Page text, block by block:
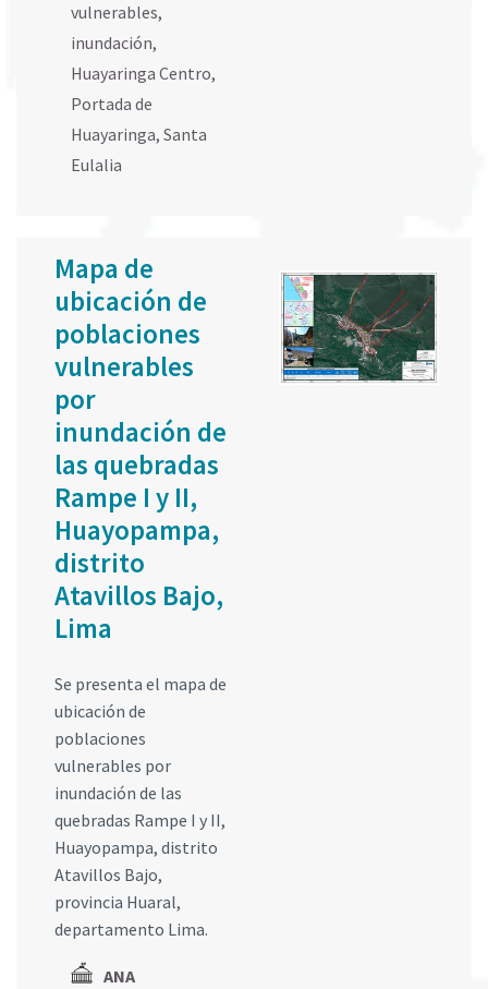
vulnerables,
inundación,
Huayaringa Centro,
Portada de
Huayaringa, Santa
Eulalia
Mapa de
ubicación de
poblaciones
vulnerables
por
inundación de
las quebradas
Rampe I y II,
Huayopampa,
distrito
Atavillos Bajo,
Lima
Se presenta el mapa de
ubicación de
poblaciones
vulnerables por
inundación de las
quebradas Rampe I y II,
Huayopampa, distrito
Atavillos Bajo,
provincia Huaral,
departamento Lima.
ANA